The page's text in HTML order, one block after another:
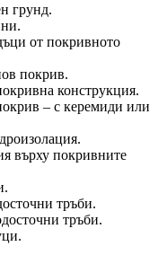
грунд.
от покривното
покрив.
конструкция.
– с керемиди или
върху покривните
тръби.
тръби.